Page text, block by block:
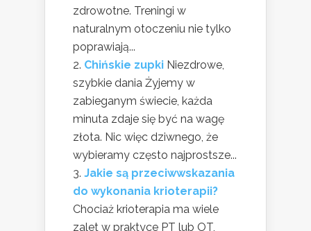
zdrowotne. Treningi w
naturalnym otoczeniu nie tylko
poprawiają...
Chińskie zupki Niezdrowe,
szybkie dania Żyjemy w
zabieganym świecie, każda
minuta zdaje się być na wagę
złota. Nic więc dziwnego, że
wybieramy często najprostsze...
Jakie są przeciwwskazania
do wykonania krioterapii?
Chociaż krioterapia ma wiele
zalet w praktyce PT lub OT,